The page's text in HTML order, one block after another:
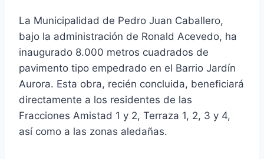
La Municipalidad de Pedro Juan Caballero,
bajo la administración de Ronald Acevedo, ha
inaugurado 8.000 metros cuadrados de
pavimento tipo empedrado en el Barrio Jardín
Aurora. Esta obra, recién concluida, beneficiará
directamente a los residentes de las
Fracciones Amistad 1 y 2, Terraza 1, 2, 3 y 4,
así como a las zonas aledañas.